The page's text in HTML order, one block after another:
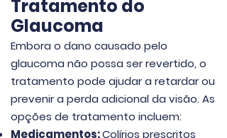
Tratamento do
Glaucoma
Embora o dano causado pelo
glaucoma não possa ser revertido, o
tratamento pode ajudar a retardar ou
prevenir a perda adicional da visão. As
opções de tratamento incluem:
Medicamentos:Colírios prescritos